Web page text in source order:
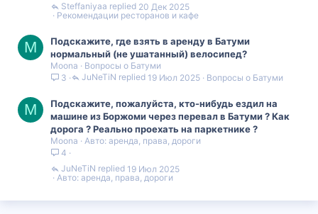
Рекомендации ресторанов и кафе
20 Дек 2025
Steffaniyaa
M
Подскажите, где взять в аренду в Батуми
нормальный (не ушатанный) велосипед?
Moona
Вопросы о Батуми
3
Вопросы о Батуми
19 Июл 2025
JuNeTiN
M
Подскажите, пожалуйста, кто-нибудь ездил на
машине из Боржоми через перевал в Батуми ? Как
дорога ? Реально проехать на паркетнике ?
Moona
Авто: аренда, права, дороги
4
Авто: аренда, права, дороги
19 Июл 2025
JuNeTiN